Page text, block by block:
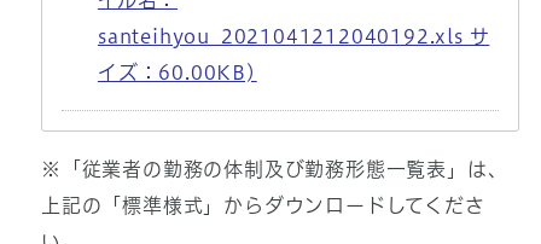
santeihyou_2021041212040192.xls サ
イズ：60.00KB)
※「従業者の勤務の体制及び勤務形態一覧表」は、
上記の「標準様式」からダウンロードしてくださ